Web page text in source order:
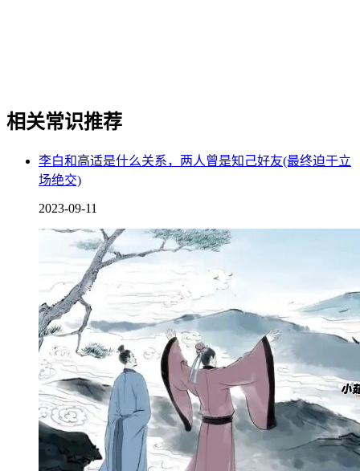
人们了解到蝙蝠的生长习惯后，对它变得更恐惧起来了，认为
它的全身都是细菌和病毒，接触到就会患病，民间甚至还流传
这种动物，在我国古代是福气和长寿的象征，蝙蝠的蝠字谐音
福气的福，在古代这是一种象征祥瑞的动物。
相关常识推荐
李白和高适是什么关系，两人曾是知己好友(最终迫于立
场绝交)
2023-09-11